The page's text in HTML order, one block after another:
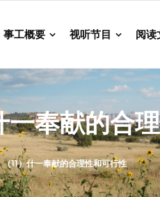
事工概要 视听节目 阅读
奉献的合
11）什一奉献的合理性和可行性